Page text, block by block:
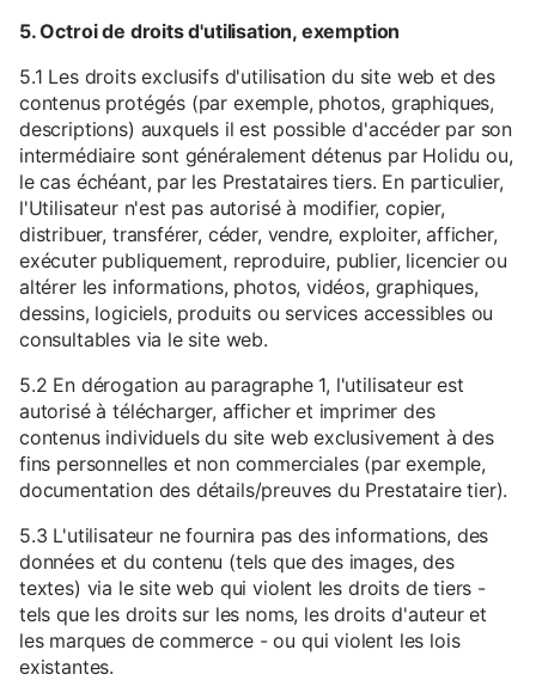
5. Octroi de droits d'utilisation, exemption
5.1 Les droits exclusifs d'utilisation du site web et des
contenus protégés (par exemple, photos, graphiques,
descriptions) auxquels il est possible d'accéder par son
intermédiaire sont généralement détenus par Holidu ou,
le cas échéant, par les Prestataires tiers. En particulier,
l'Utilisateur n'est pas autorisé à modifier, copier,
distribuer, transférer, céder, vendre, exploiter, afficher,
exécuter publiquement, reproduire, publier, licencier ou
altérer les informations, photos, vidéos, graphiques,
dessins, logiciels, produits ou services accessibles ou
consultables via le site web.
5.2 En dérogation au paragraphe 1, l'utilisateur est
autorisé à télécharger, afficher et imprimer des
contenus individuels du site web exclusivement à des
fins personnelles et non commerciales (par exemple,
documentation des détails/preuves du Prestataire tier).
5.3 L'utilisateur ne fournira pas des informations, des
données et du contenu (tels que des images, des
textes) via le site web qui violent les droits de tiers -
tels que les droits sur les noms, les droits d'auteur et
les marques de commerce - ou qui violent les lois
existantes.